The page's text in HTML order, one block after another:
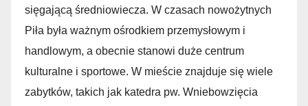
sięgającą średniowiecza. W czasach nowożytnych
Piła była ważnym ośrodkiem przemysłowym i
handlowym, a obecnie stanowi duże centrum
kulturalne i sportowe. W mieście znajduje się wiele
zabytków, takich jak katedra pw. Wniebowzięcia